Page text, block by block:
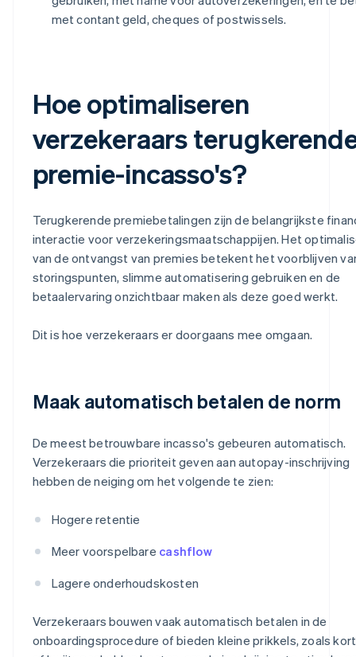
met contant geld, cheques of postwissels.
Hoe optimaliseren
verzekeraars
premie-incasso's?
Terugkerende premiebetalingen zijn de belangrijkste
interactie voor verzekeringsmaatschappijen. Het
van de ontvangst van premies betekent het voorblijven
storingspunten, slimme automatisering gebruiken en de
betaalervaring onzichtbaar maken als deze goed werkt.
Dit is hoe verzekeraars er doorgaans mee omgaan.
Maak automatisch betalen de norm
De meest betrouwbare incasso's gebeuren automatisch.
Verzekeraars die prioriteit geven aan autopay-inschrijving
hebben de neiging om het volgende te zien:
Hogere retentie
Meer voorspelbare cashflow
Lagere onderhoudskosten
Verzekeraars bouwen vaak automatisch betalen in de
onboardingsprocedure of bieden kleine prikkels, zoals